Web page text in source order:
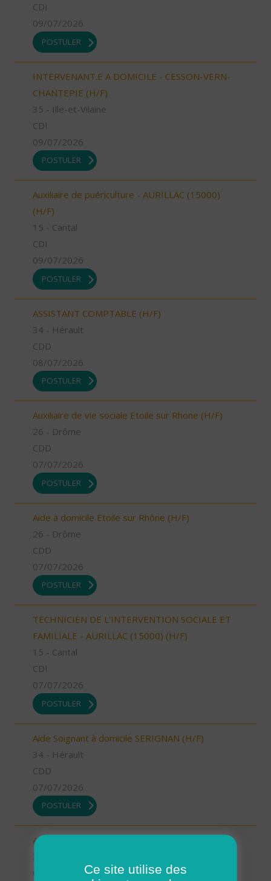
CDI
09/07/2026
POSTULER
INTERVENANT.E A DOMICILE - CESSON-VERN-
CHANTEPIE (H/F)
35 - Ille-et-Vilaine
CDI
09/07/2026
POSTULER
Auxiliaire de puériculture - AURILLAC (15000)
(H/F)
15 - Cantal
CDI
09/07/2026
POSTULER
ASSISTANT COMPTABLE (H/F)
34 - Hérault
CDD
08/07/2026
POSTULER
Auxiliaire de vie sociale Etoile sur Rhone (H/F)
26 - Drôme
CDD
07/07/2026
POSTULER
Aide à domicile Etoile sur Rhône (H/F)
26 - Drôme
CDD
07/07/2026
POSTULER
TECHNICIEN DE L'INTERVENTION SOCIALE ET
FAMILIALE - AURILLAC (15000) (H/F)
15 - Cantal
CDI
07/07/2026
POSTULER
Aide Soignant à domicile SERIGNAN (H/F)
34 - Hérault
CDD
07/07/2026
POSTULER
Aide Soignant à domicile SERIGNAN (H/F)
Ce site utilise des